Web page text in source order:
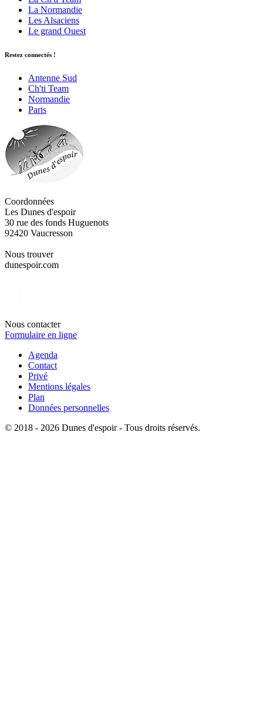
La Normandie
Les Alsaciens
Le grand Ouest
Restez connectés !
Antenne Sud
Ch'ti Team
Normandie
Paris
Coordonnées
Les Dunes d'espoir
30 rue des fonds Huguenots
92420 Vaucresson
Nous trouver
dunespoir.com
Nous contacter
Formulaire en ligne
Agenda
Contact
Privé
Mentions légales
Plan
Données personnelles
© 2018 - 2026 Dunes d'espoir - Tous droits réservés.